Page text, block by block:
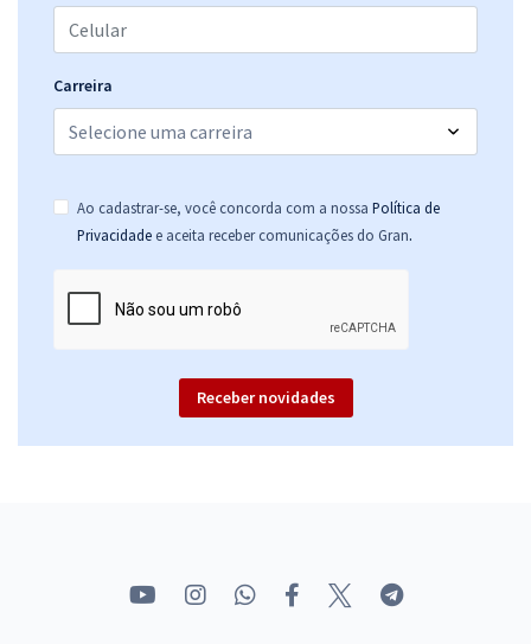
SES MG - Secretaria de Saúde do Estado de Minas Gerais -
Conhecimentos Específicos para Cargo da Área de Tecnologia da
17,32
Comprar
Comprar
Carreira
Ao cadastrar-se, você concorda com a nossa Política de
Privacidade e aceita receber comunicações do Gran.
Receber novidades